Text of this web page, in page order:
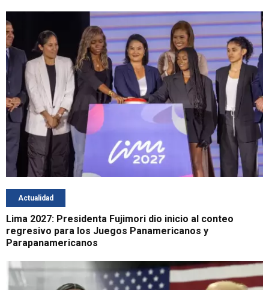
Actualidad
Lima 2027: Presidenta Fujimori dio inicio al conteo
regresivo para los Juegos Panamericanos y
Parapanamericanos